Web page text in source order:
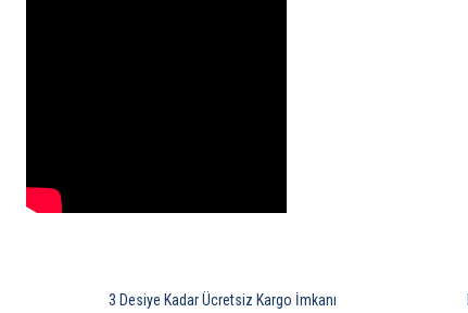
3 Desiye Kadar Ücretsiz Kargo İmkanı